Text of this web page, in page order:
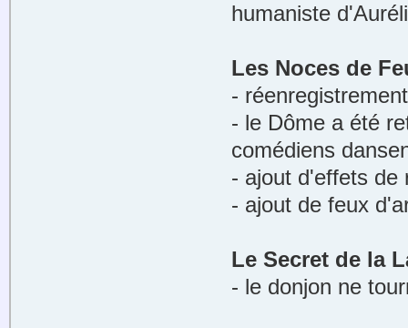
humaniste
Les Noces de
-
- le Dôme a été
comédiens
- ajout d'effets de
- ajout de feux
Le Secret de la
- le donjon ne